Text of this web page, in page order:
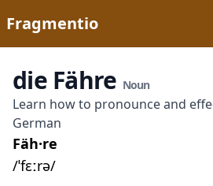
Fragmentio
die Fähre Noun
Learn how to pronounce and
German
Fäh·re
/ˈfɛːrə/